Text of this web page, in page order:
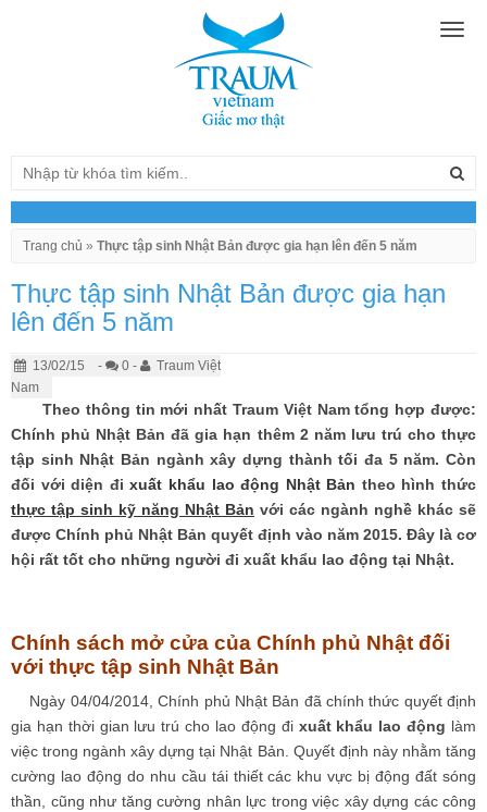
Trang chủ » Thực tập sinh Nhật Bản được gia hạn lên đến 5 năm
Thực tập sinh Nhật Bản được gia hạn
lên đến 5 năm
13/02/15 - 0 -
Traum Việt
Nam
Theo thông tin mới nhất Traum Việt Nam tổng hợp được:
Chính phủ Nhật Bản đã gia hạn thêm 2 năm lưu trú cho thực
tập sinh Nhật Bản ngành xây dựng thành tối đa 5 năm. Còn
đối với diện đixuất khẩu lao động Nhật Bản theo hình thức
thực tập sinh kỹ năng Nhật Bản với các ngành nghề khác sẽ
được Chính phủ Nhật Bản quyết định vào năm 2015. Đây là cơ
hội rất tốt cho những người đi xuất khẩu lao động tại Nhật.
Chính sách mở cửa của Chính phủ Nhật đối
với thực tập sinh Nhật Bản
Ngày 04/04/2014, Chính phủ Nhật Bản đã chính thức quyết định
gia hạn thời gian lưu trú cho lao động đi xuất khẩu lao động làm
việc trong ngành xây dựng tại Nhật Bản. Quyết định này nhằm tăng
cường lao động do nhu cầu tái thiết các khu vực bị động đất sóng
thần, cũng như tăng cường nhân lực trong việc xây dựng các công